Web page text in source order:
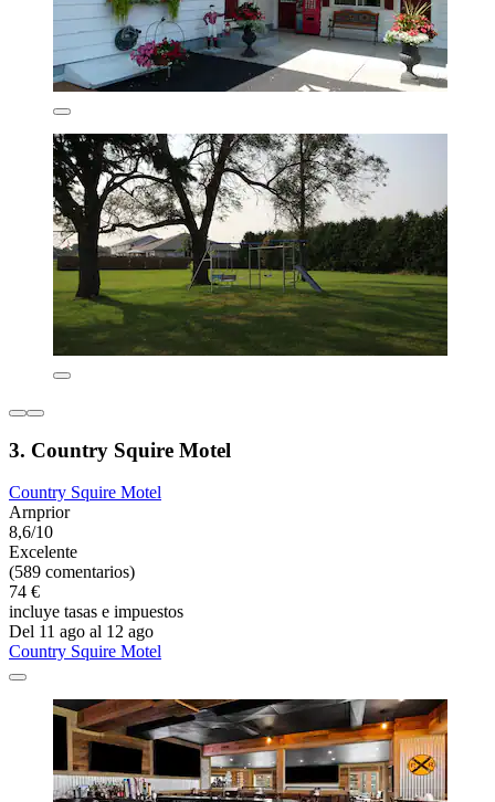
3. Country Squire Motel
Country Squire Motel
Arnprior
8,6/10
Excelente
(589 comentarios)
74 €
incluye tasas e impuestos
Del 11 ago al 12 ago
Country Squire Motel